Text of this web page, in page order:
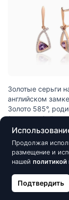
Золотые серьги
английском
Золото 585°,
(покрытие),
Аметист
1 091.58 €
Скидка -15%
Продолжая
размещение и
нашей политикой
Подтвердить